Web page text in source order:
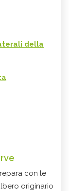
della
con le
originario